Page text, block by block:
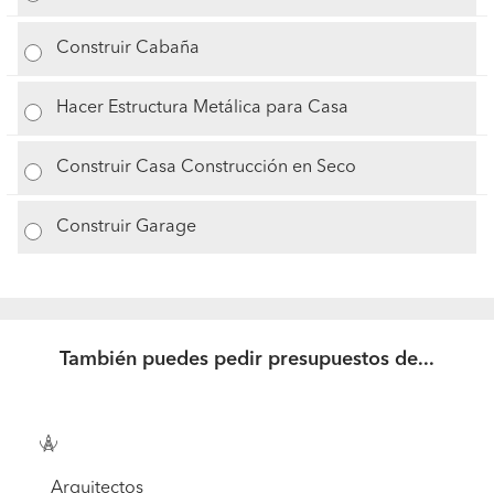
Construir Cabaña
Hacer Estructura Metálica para Casa
Construir Casa Construcción en Seco
Construir Garage
También puedes pedir presupuestos de...
Arquitectos